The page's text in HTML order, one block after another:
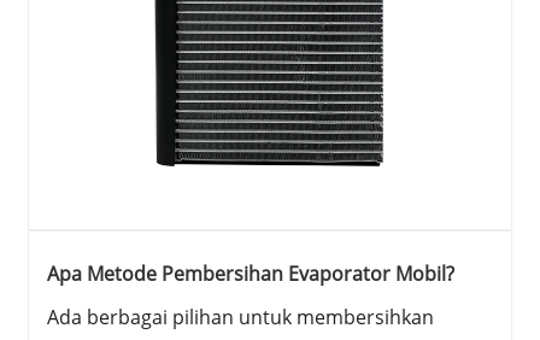
Apa Metode Pembersihan Evaporator Mobil?
Ada berbagai pilihan untuk membersihkan